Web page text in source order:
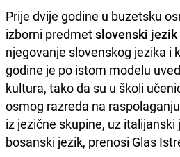
Prije dvije godine u buzetsku
izborni predmetslovenski jezik
njegovanje slovenskog jezika i
godine je po istom modelu
kultura, tako da su u školi
osmog razreda na
iz jezične skupine, uz italijanski
bosanski jezik, prenosi Glas